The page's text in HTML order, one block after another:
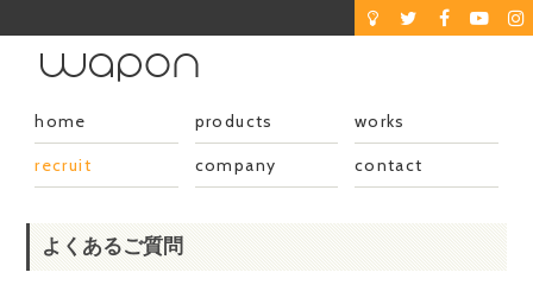
home products works
recruit company contact
よくあるご質問